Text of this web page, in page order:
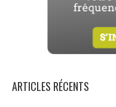
ARTICLES RÉCENTS